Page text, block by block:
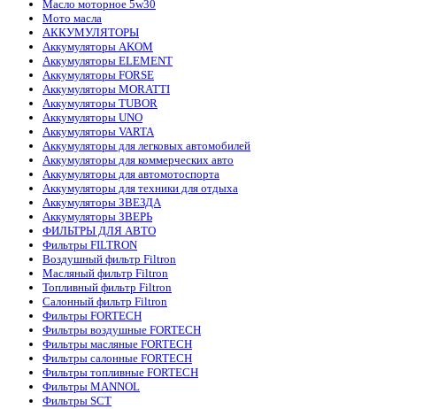
Масло моторное 5w30
Мото масла
АККУМУЛЯТОРЫ
Аккумуляторы AKOM
Аккумуляторы ELEMENT
Аккумуляторы FORSE
Аккумуляторы MORATTI
Аккумуляторы TUBOR
Аккумуляторы UNO
Аккумуляторы VARTA
Аккумуляторы для легковых автомобилей
Аккумуляторы для коммерческих авто
Аккумуляторы для автомотоспорта
Аккумуляторы для техники для отдыха
Аккумуляторы ЗВЕЗДА
Аккумуляторы ЗВЕРЬ
ФИЛЬТРЫ ДЛЯ АВТО
Фильтры FILTRON
Воздушный фильтр Filtron
Масляный фильтр Filtron
Топливный фильтр Filtron
Салонный фильтр Filtron
Фильтры FORTECH
Фильтры воздушные FORTECH
Фильтры масляные FORTECH
Фильтры салонные FORTECH
Фильтры топливные FORTECH
Фильтры MANNOL
Фильтры SCT